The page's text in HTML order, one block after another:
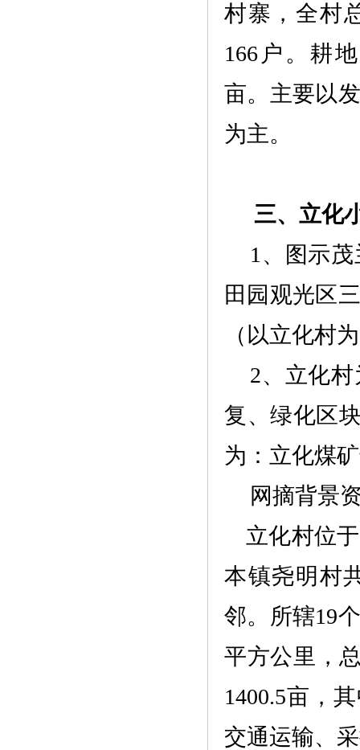
村寨，全村
166户。耕
亩。主要以
为主。
三、立化
1、图示
田园观光区
（以立化村
2、立化
复、绿化区
为： 立化煤
网摘背景
立化村位
本镇尧明村
邻。所辖19
平方公里，
1400.5亩，
交通运输、